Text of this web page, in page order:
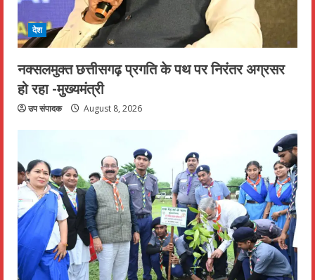
देश
नक्सलमुक्त छत्तीसगढ़ प्रगति के पथ पर निरंतर अग्रसर
हो रहा -मुख्यमंत्री
उप संपादक August 8, 2026